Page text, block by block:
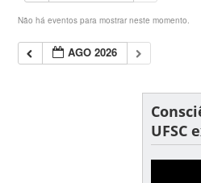
Não há eventos para mostrar neste momento.
AGO 2026
UFSC